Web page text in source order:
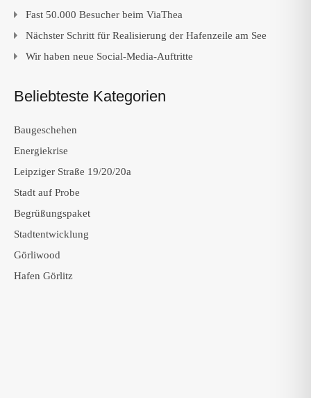
Fast 50.000 Besucher beim ViaThea
Nächster Schritt für Realisierung der Hafenzeile am See
Wir haben neue Social-Media-Auftritte
Beliebteste Kategorien
Baugeschehen
Energiekrise
Leipziger Straße 19/20/20a
Stadt auf Probe
Begrüßungspaket
Stadtentwicklung
Görliwood
Hafen Görlitz